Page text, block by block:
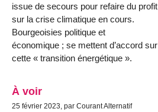
issue de secours pour refaire du profit
sur la crise climatique en cours.
Bourgeoisies politique et
économique ; se mettent d’accord sur
cette « transition énergétique ».
À voir
25 février 2023, par Courant Alternatif